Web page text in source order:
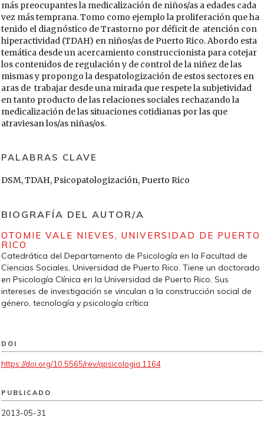
más preocupantes la medicalización de niños/as a edades cada
vez más temprana. Tomo como ejemplo la proliferación que ha
tenido el diagnóstico de Trastorno por déficit de atención con
hiperactividad (TDAH) en niños/as de Puerto Rico. Abordo esta
temática desde un acercamiento construccionista para cotejar
los contenidos de regulación y de control de la niñez de las
mismas y propongo la despatologización de estos sectores en
aras de trabajar desde una mirada que respete la subjetividad
en tanto producto de las relaciones sociales rechazando la
medicalización de las situaciones cotidianas por las que
atraviesan los/as niñas/os.
PALABRAS CLAVE
DSM, TDAH, Psicopatologización, Puerto Rico
BIOGRAFÍA DEL AUTOR/A
OTOMIE VALE NIEVES, UNIVERSIDAD DE PUERTO
RICO
Catedrática del Departamento de Psicología en la Facultad de
Ciencias Sociales, Universidad de Puerto Rico. Tiene un doctorado
en Psicología Clínica en la Universidad de Puerto Rico. Sus
intereses de investigación se vinculan a la construcción social de
género, tecnología y psicología crítica
DOI
https://doi.org/10.5565/rev/qpsicologia.1164
PUBLICADO
2013-05-31